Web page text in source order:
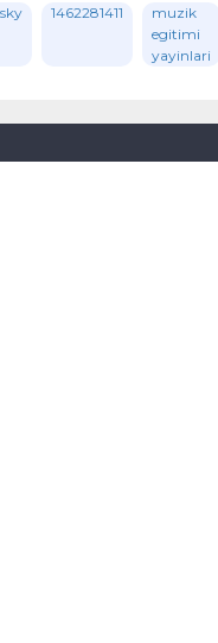
1462281411
muzik
egitimi
yayinlari